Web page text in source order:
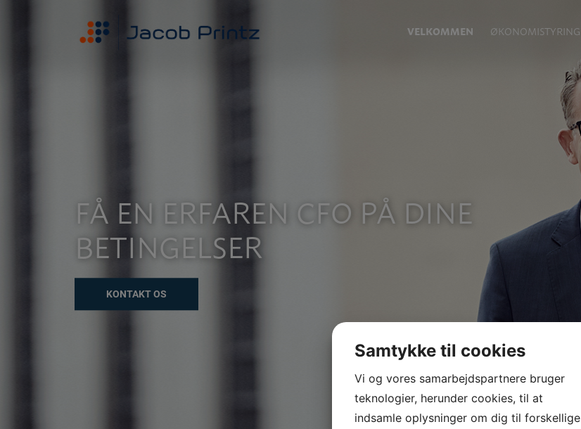
VELKOMMEN ØKONOMISTYRING
FÅ EN ERFAREN CFO PÅ DINE
BETINGELSER
KONTAKT OS
Samtykke til cookies
Vi og vores samarbejdspartnere bruger
teknologier, herunder cookies, til at
indsamle oplysninger om dig til forskellige